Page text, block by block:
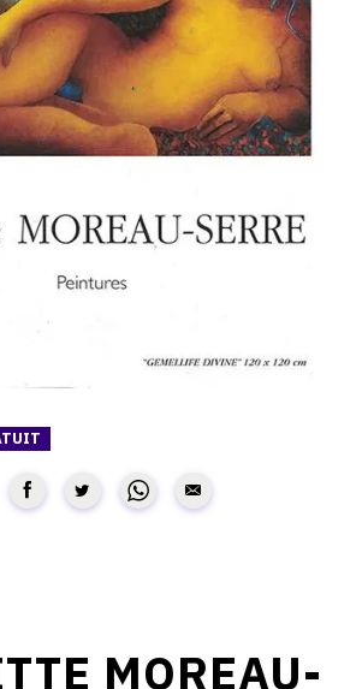
SERVICES
CATALOGUE RAISONNÉ
DÉDIÉS AUX GALERISTES
SON CATALOGUE D'EXPO
SES EXPOSITIONS
CONTRIBUTEUR
L'ÉQUIPE OAM
CGVMOREAU-